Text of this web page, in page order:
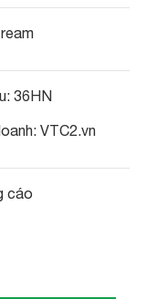
36HN
VTC2.vn
cáo